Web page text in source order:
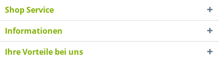
Shop Service
Informationen
Ihre Vorteile bei uns